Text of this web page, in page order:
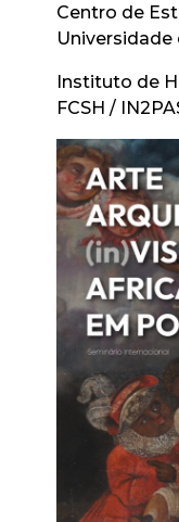
Centro de
Universidade
Instituto de
FCSH /